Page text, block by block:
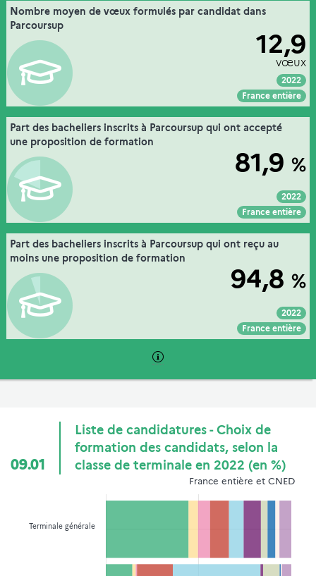
Nombre moyen de vœux formulés par candidat dans
Parcoursup
12,9
vœux
2022
France entière
Voir :
Extrait de la fiche "
09. l'orientation des nouveaux bacheliers sur
Source :
MESR-DGESIP, Parcoursup (extraction 15 avril 2018),
traitement MESR-DGESIP/DGRI-SIES
Part des bacheliers inscrits à Parcoursup qui ont accepté
une proposition de formation
81,9 %
2022
France entière
Voir :
Extrait de la fiche "
09. l'orientation des nouveaux bacheliers sur
Parcoursup, les vœux et les propositions d’admission
".
Source :
MESR-DGESIP, Parcoursup (extraction 15 avril 2018),
traitement MESR-DGESIP/DGRI-SIES
Part des bacheliers inscrits à Parcoursup qui ont reçu au
moins une proposition de formation
94,8 %
2022
France entière
Voir :
Extrait de la fiche "
09. l'orientation des nouveaux bacheliers sur
Parcoursup, les vœux et les propositions d’admission
".
Source :
MESR-DGESIP, Parcoursup (extraction 15 avril 2018),
traitement MESR-DGESIP/DGRI-SIES
09.01
Liste de candidatures - Choix de
formation des candidats, selon la
classe de terminale en 2022 (en %)
France entière et CNED
Terminale générale